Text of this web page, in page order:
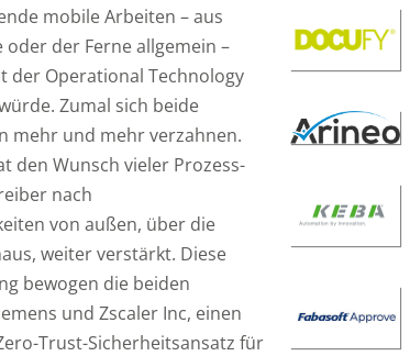
mobile Arbeiten – aus
der Ferne allgemein –
der Operational Technology
Zumal sich beide
mehr und mehr verzahnen.
den Wunsch vieler Prozess-
nach
von außen, über die
weiter verstärkt. Diese
bewogen die beiden
und Zscaler Inc, einen
Trust-Sicherheitsansatz für